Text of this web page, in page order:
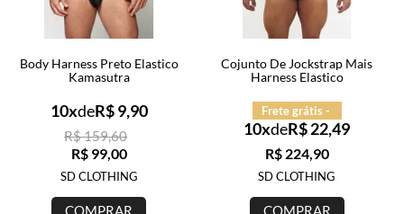
Body Harness Preto Elastico
Kamasutra
R$ 159,60
R$ 99,00
10xdeR$ 9,90
SD CLOTHING
COMPRAR
Cojunto De Jockstrap Mais
Harness Elastico
Frete grátis -
R$ 224,90
10xdeR$ 22,49
SD CLOTHING
COMPRAR